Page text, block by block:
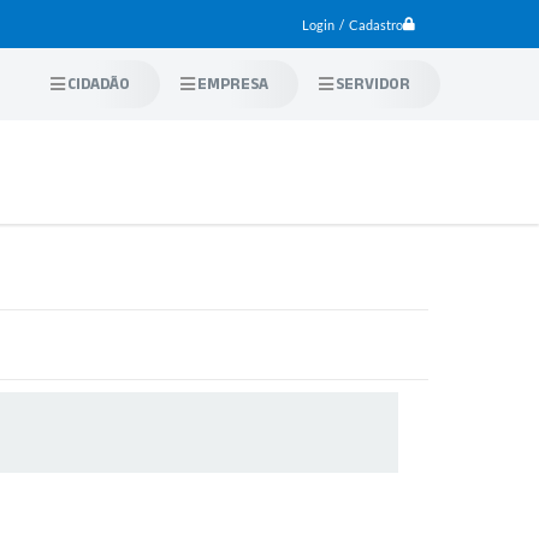
Login / Cadastro
CIDADÃO EMPRESA SERVIDOR